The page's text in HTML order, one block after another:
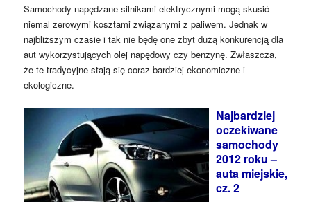
Samochody napędzane silnikami elektrycznymi mogą skusić
niemal zerowymi kosztami związanymi z paliwem. Jednak w
najbliższym czasie i tak nie będę one zbyt dużą konkurencją dla
aut wykorzystujących olej napędowy czy benzynę. Zwłaszcza,
że te tradycyjne stają się coraz bardziej ekonomiczne i
ekologiczne.
Najbardziej
oczekiwane
samochody
2012 roku –
auta miejskie,
cz. 2